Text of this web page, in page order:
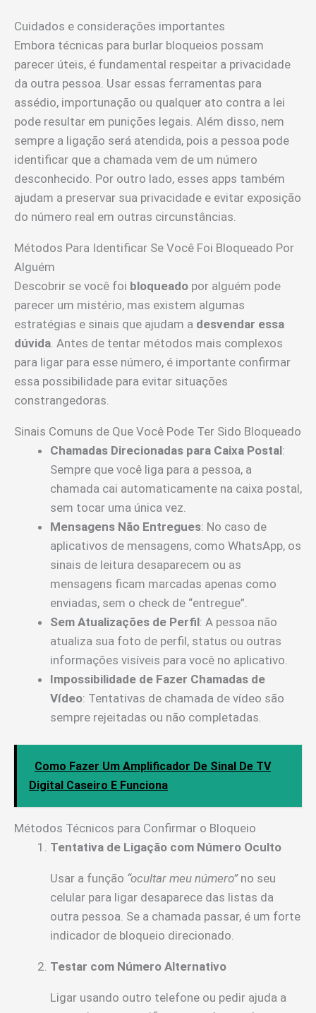
Cuidados e considerações importantes
Embora técnicas para burlar bloqueios possam
parecer úteis, é fundamental respeitar a privacidade
da outra pessoa. Usar essas ferramentas para
assédio, importunação ou qualquer ato contra a lei
pode resultar em punições legais. Além disso, nem
sempre a ligação será atendida, pois a pessoa pode
identificar que a chamada vem de um número
desconhecido. Por outro lado, esses apps também
ajudam a preservar sua privacidade e evitar exposição
do número real em outras circunstâncias.
Métodos Para Identificar Se Você Foi Bloqueado Por
Alguém
Descobrir se você foi bloqueado por alguém pode
parecer um mistério, mas existem algumas
estratégias e sinais que ajudam a desvendar essa
dúvida . Antes de tentar métodos mais complexos
para ligar para esse número, é importante confirmar
essa possibilidade para evitar situações
constrangedoras.
Sinais Comuns de Que Você Pode Ter Sido Bloqueado
Chamadas Direcionadas para Caixa Postal:
Sempre que você liga para a pessoa, a
chamada cai automaticamente na caixa postal,
sem tocar uma única vez.
Mensagens Não Entregues: No caso de
aplicativos de mensagens, como WhatsApp, os
sinais de leitura desaparecem ou as
mensagens ficam marcadas apenas como
enviadas, sem o check de “entregue”.
Sem Atualizações de Perfil: A pessoa não
atualiza sua foto de perfil, status ou outras
informações visíveis para você no aplicativo.
Impossibilidade de Fazer Chamadas de
Vídeo: Tentativas de chamada de vídeo são
sempre rejeitadas ou não completadas.
Como Fazer Um Amplificador De Sinal De TV
Digital Caseiro E Funciona
Métodos Técnicos para Confirmar o Bloqueio
Tentativa de Ligação com Número Oculto
Usar a função “ocultar meu número”no seu
celular para ligar desaparece das listas da
outra pessoa. Se a chamada passar, é um forte
indicador de bloqueio direcionado.
Testar com Número Alternativo
Ligar usando outro telefone ou pedir ajuda a